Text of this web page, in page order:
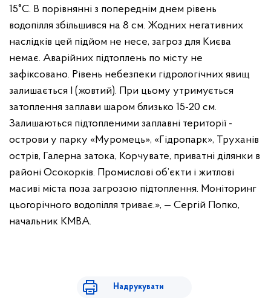
15°C. В порівнянні з попереднім днем рівень
водопілля збільшився на 8 см. Жодних негативних
наслідків цей підйом не несе, загроз для Києва
немає. Аварійних підтоплень по місту не
зафіксовано. Рівень небезпеки гідрологічних явищ
залишається І (жовтий). При цьому утримується
затоплення заплави шаром близько 15-20 см.
Залишаються підтопленими заплавні території -
острови у парку «Муромець», «Гідропарк», Труханів
острів, Галерна затока, Корчувате, приватні ділянки в
районі Осокорків. Промислові об’єкти і житлові
масиві міста поза загрозою підтоплення. Моніторинг
цьогорічного водопілля триває.», — Сергій Попко,
начальник КМВА.
Надрукувати